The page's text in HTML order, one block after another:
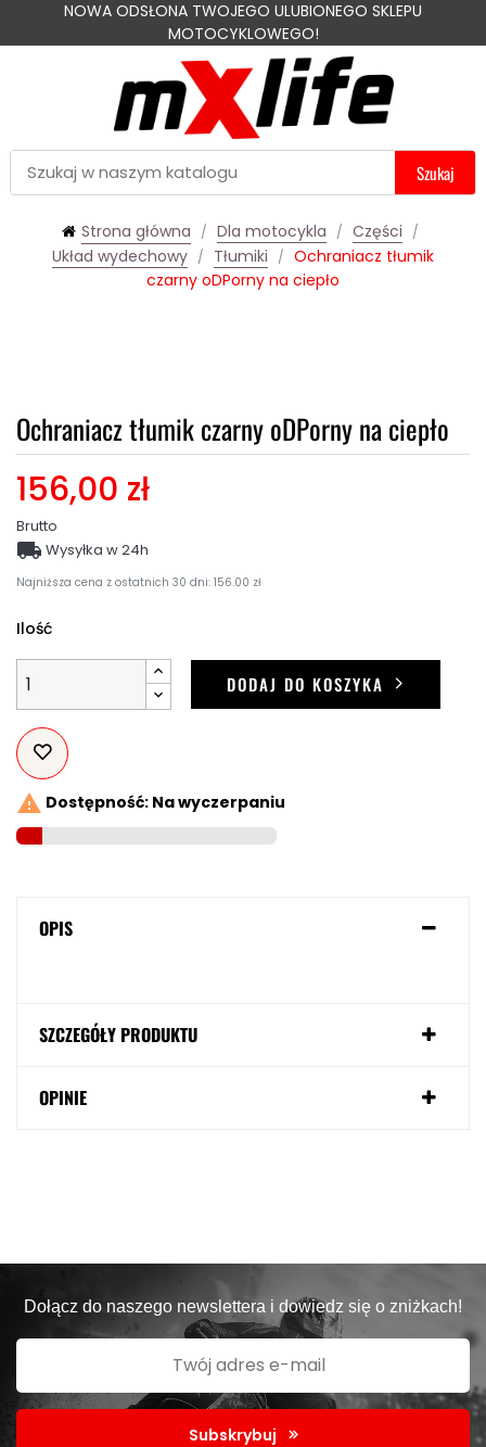
NOWA ODSŁONA TWOJEGO ULUBIONEGO SKLEPU
MOTOCYKLOWEGO!
Szukaj
Strona główna Dla motocykla
Części
Układ wydechowy
Tłumiki
Ochraniacz tłumik
czarny oDPorny na ciepło
Ochraniacz tłumik czarny oDPorny na ciepło
156,00 zł
Brutto
Najniższa cena z ostatnich 30 dni: 156.00 zł
 Wysyłka w 24h
Ilość
DODAJ DO KOSZYKA
 Dostępność: Na wyczerpaniu
OPIS
SZCZEGÓŁY PRODUKTU
OPINIE
Dołącz do naszego newslettera i dowiedz się o zniżkach!
Subskrybuj